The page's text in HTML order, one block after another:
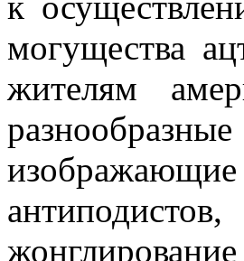
могущества
жителям